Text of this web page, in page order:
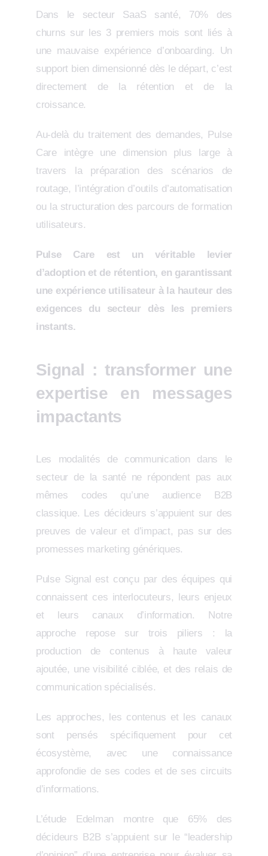
Dans le secteur SaaS santé, 70% des
churns sur les 3 premiers mois sont liés à
une mauvaise expérience d’onboarding. Un
support bien dimensionné dès le départ, c’est
directement de la rétention et de la
croissance.
Au-delà du traitement des demandes, Pulse
Care intègre une dimension plus large à
travers la préparation des scénarios de
routage, l’intégration d’outils d’automatisation
ou la structuration des parcours de formation
utilisateurs.
Pulse Care est un véritable levier
d’adoption et de rétention, en garantissant
une expérience utilisateur à la hauteur des
exigences du secteur dès les premiers
instants.
Signal : transformer une
expertise en messages
impactants
Les modalités de communication dans le
secteur de la santé ne répondent pas aux
mêmes codes qu’une audience B2B
classique. Les décideurs s’appuient sur des
preuves de valeur et d’impact, pas sur des
promesses marketing génériques.
Pulse Signal est conçu par des équipes qui
connaissent ces interlocuteurs, leurs enjeux
et leurs canaux d’information. Notre
approche repose sur trois piliers : la
production de contenus à haute valeur
ajoutée, une visibilité ciblée, et des relais de
communication spécialisés.
Les approches, les contenus et les canaux
sont pensés spécifiquement pour cet
écosystème, avec une connaissance
approfondie de ses codes et de ses circuits
d’informations.
L’étude Edelman montre que 65% des
décideurs B2B s’appuient sur le “leadership